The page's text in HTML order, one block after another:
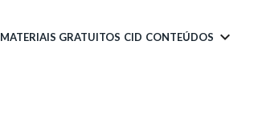
MATERIAIS GRATUITOS CID CONTEÚDOS